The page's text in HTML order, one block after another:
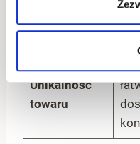
Unikalność
towaru